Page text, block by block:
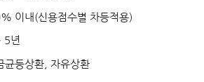
이내(신용점수별 차등적용)
년
균등상환, 자유상환